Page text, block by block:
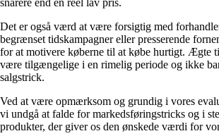
Det er også værd at være forsigtig med
begrænset tidskampagner eller presserende
for at motivere køberne til at købe hurtigt. Ægte
være tilgængelige i en rimelig periode og ikke
salgstrick.
Ved at være opmærksom og grundig i vores
vi undgå at falde for markedsføringstricks og i
produkter, der giver os den ønskede værdi for